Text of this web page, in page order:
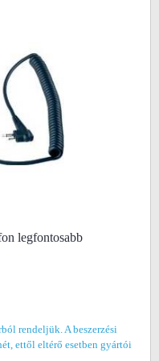
legfontosabb
rendeljük. A beszerzési
ettől eltérő esetben gyártói